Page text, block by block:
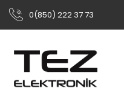
0(850) 222 37 73